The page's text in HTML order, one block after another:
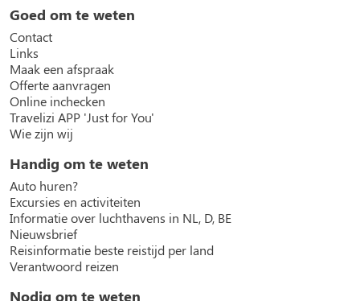
Goed om te weten
Contact
Links
Maak een afspraak
Offerte aanvragen
Online inchecken
Travelizi APP 'Just for You'
Wie zijn wij
Handig om te weten
Auto huren?
Excursies en activiteiten
Informatie over luchthavens in NL, D, BE
Nieuwsbrief
Reisinformatie beste reistijd per land
Verantwoord reizen
Nodig om te weten